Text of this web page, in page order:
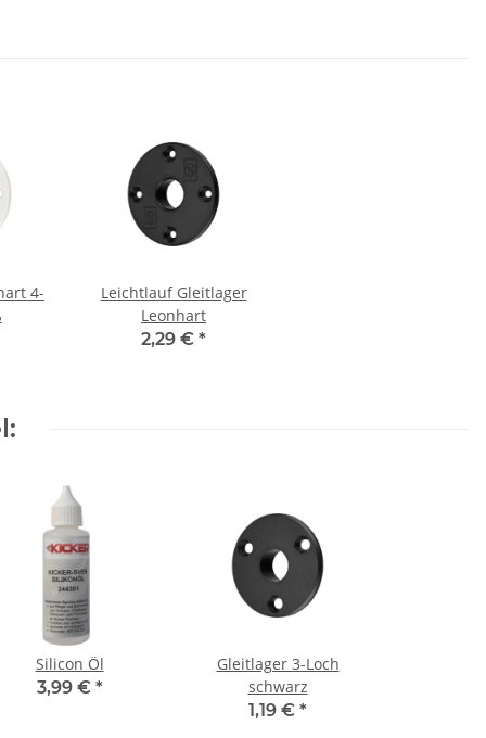
4-
Leichtlauf Gleitlager
Leonhart
2,29 € *
Silicon Öl
3,99 € *
Gleitlager 3-Loch
schwarz
1,19 € *